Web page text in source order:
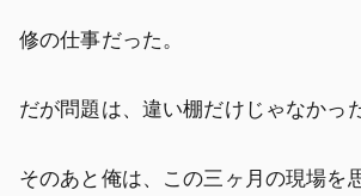
修の仕事だった。
だが問題は、違い棚だけじゃなかった
そのあと俺は、この三ヶ月の現場を